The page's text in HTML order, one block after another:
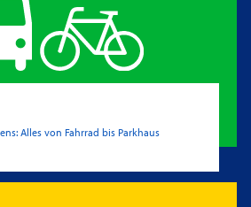
Alles von Fahrrad bis Parkhaus